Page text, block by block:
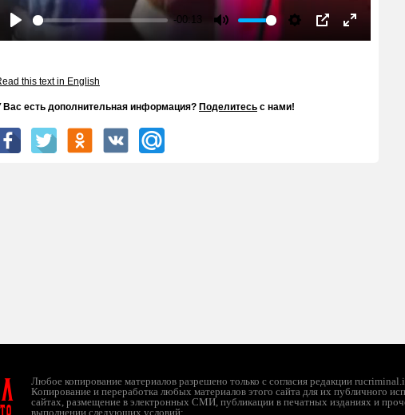
-00:13
this text in English
Вас есть дополнительная информация? Поделитесь с нами!
Любое копирование материалов разрешено только с согласия редакции
Копирование и переработка любых материалов этого сайта для их публичного
сайтах, размещение в электронных СМИ, публикации в печатных изданиях и
выполнении следующих условий: